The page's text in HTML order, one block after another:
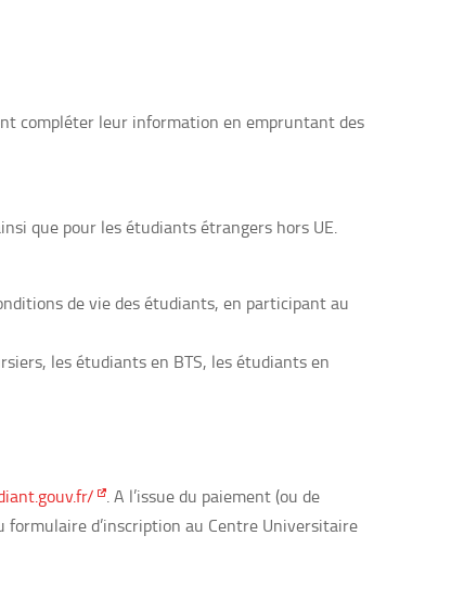
compléter leur information en empruntant des
que pour les étudiants étrangers hors UE.
de vie des étudiants, en participant au
les étudiants en BTS, les étudiants en
. A l’issue du paiement (ou de
formulaire d’inscription au Centre Universitaire